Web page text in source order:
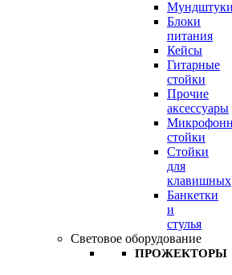
Мундштуки
Блоки
питания
Кейсы
Гитарные
стойки
Прочие
аксессуары
стойки
Стойки
для
клавишных
Банкетки
и
стулья
Световое оборудование
ПРОЖЕКТОРЫ